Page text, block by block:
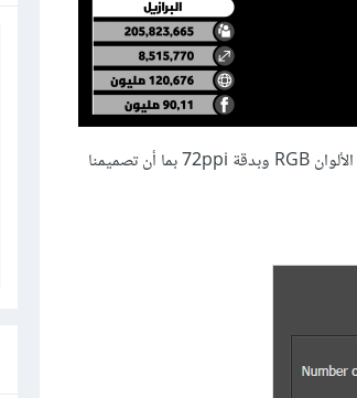
وليكن نظام الألوان RGB وبدقة 72ppi بما أن تصميمنا